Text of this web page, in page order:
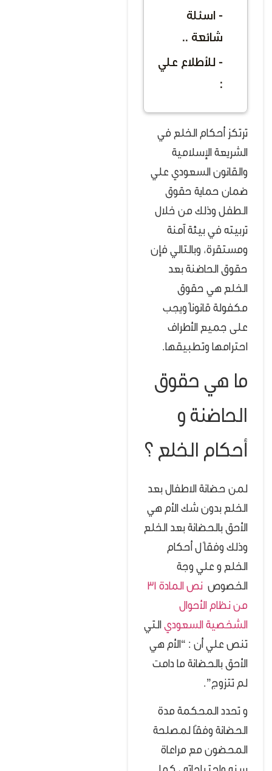
- اسئلة
شائعة ..
- للأطلاع علي
:
ترتكز أحكام الخلع في
الشريعة الإسلامية
والقانون السعودي علي
ضمان حماية حقوق
الطفل وذلك من خلال
تربيته في بيئة آمنة
ومستقرة، وبالتالي فإن
حقوق الحاضنة بعد
الخلع هي حقوق
مكفولة قانوناً ويجب
على جميع الأطراف
احترامها وتطبيقها.
ما هي حقوق
الحاضنة و
أحكام الخلع ؟
لمن حضانة الاطفال بعد
الخلع بدون شك الأم هي
الأحق بالحضانة بعد الخلع
وذلك وفقاً ل أحكام
الخلع و علي وجة
الخصوص
نص المادة 31
من نظام الأحوال
الشخصية السعودي التي
تنص علي أن : “الأم هي
الأحق بالحضانة ما دامت
لم تتزوج”.
و تحدد المحكمة مدة
الحضانة وفقًا لمصلحة
المحضون مع مراعاة